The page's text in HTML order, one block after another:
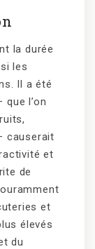
la durée
les
Il a été
l’on
causerait
et
de
et
élevés
du